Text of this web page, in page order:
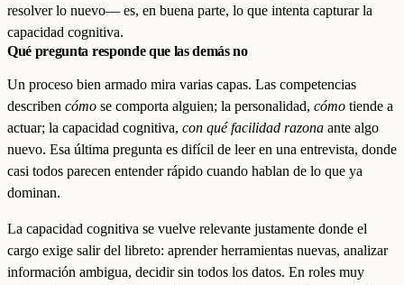
resolver lo nuevo— es, en buena parte, lo que intenta capturar la
capacidad cognitiva.
Qué pregunta responde que las demás no
Un proceso bien armado mira varias capas. Las competencias
describen cómo se comporta alguien; la personalidad, cómo tiende a
actuar; la capacidad cognitiva, con qué facilidad razona ante algo
nuevo. Esa última pregunta es difícil de leer en una entrevista, donde
casi todos parecen entender rápido cuando hablan de lo que ya
dominan.
La capacidad cognitiva se vuelve relevante justamente donde el
cargo exige salir del libreto: aprender herramientas nuevas, analizar
información ambigua, decidir sin todos los datos. En roles muy